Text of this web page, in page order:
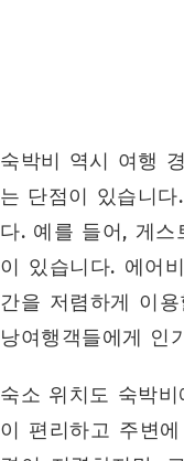
숙박비 역시 여행
는 단점이 있습니
다. 예를 들어, 게
이 있습니다. 에어
간을 저렴하게 이
낭여행객들에게 인
숙소 위치도 숙박
이 편리하고 주변